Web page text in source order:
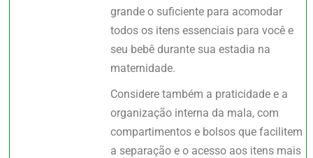
grande o suficiente para acomodar
todos os itens essenciais para você e
seu bebê durante sua estadia na
maternidade.
Considere também a praticidade e a
organização interna da mala, com
compartimentos e bolsos que facilitem
a separação e o acesso aos itens mais